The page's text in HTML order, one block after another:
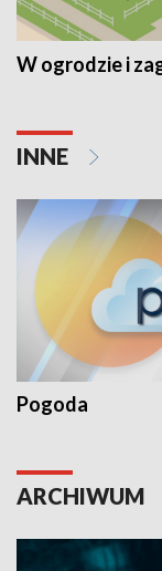
W ogrodzie i
INNE
Pogoda
ARCHIWUM